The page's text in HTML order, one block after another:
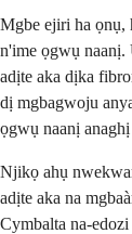
Mgbe ejiri ha ọnụ,
n'ime ọgwụ naanị.
adịte aka dịka
dị mgbagwoju
ọgwụ naanị anaghị
Njikọ ahụ
adịte aka na
Cymbalta na-